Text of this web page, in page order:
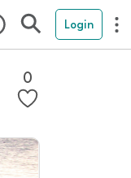
Login
0